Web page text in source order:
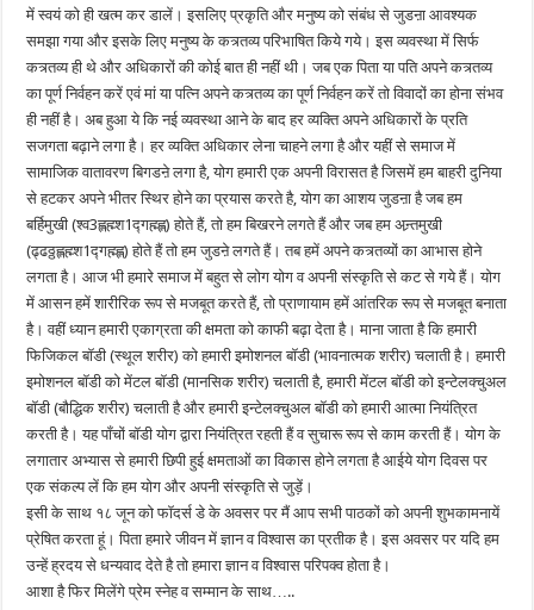
में स्वयं को ही खत्म कर डालें। इसलिए प्रकृति और मनुष्य को संबंध से जुडऩा आवश्यक
समझा गया और इसके लिए मनुष्य के कत्र्तव्य परिभाषित किये गये। इस व्यवस्था में सिर्फ
कत्र्तव्य ही थे और अधिकारों की कोई बात ही नहीं थी। जब एक पिता या पति अपने कत्र्तव्य
का पूर्ण निर्वहन करें एवं मां या पत्नि अपने कत्र्तव्य का पूर्ण निर्वहन करें तो विवादों का होना संभव
ही नहीं है। अब हुआ ये कि नई व्यवस्था आने के बाद हर व्यक्ति अपने अधिकारों के प्रति
सजगता बढ़ाने लगा है। हर व्यक्ति अधिकार लेना चाहने लगा है और यहीं से समाज में
सामाजिक वातावरण बिगडऩे लगा है, योग हमारी एक अपनी विरासत है जिसमें हम बाहरी दुनिया
से हटकर अपने भीतर स्थिर होने का प्रयास करते है, योग का आशय जुडऩा है जब हम
बर्हिमुखी (श्व3ह्लह्म्श1द्गह्म्ह्ल) होते हैं, तो हम बिखरने लगते हैं और जब हम अन्र्तमुखी
(ढ्ढठ्ठह्लह्म्श1द्गह्म्ह्ल) होते हैं तो हम जुडऩे लगते हैं। तब हमें अपने कत्र्तव्यों का आभास होने
लगता है। आज भी हमारे समाज में बहुत से लोग योग व अपनी संस्कृति से कट से गये हैं। योग
में आसन हमें शारीरिक रूप से मजबूत करते हैं, तो प्राणायाम हमें आंतरिक रूप से मजबूत बनाता
है। वहीं ध्यान हमारी एकाग्रता की क्षमता को काफी बढ़ा देता है। माना जाता है कि हमारी
फिजिकल बॉडी (स्थूल शरीर) को हमारी इमोशनल बॉडी (भावनात्मक शरीर) चलाती है। हमारी
इमोशनल बॉडी को मेंटल बॉडी (मानसिक शरीर) चलाती है, हमारी मेंटल बॉडी को इन्टेलक्चुअल
बॉडी (बौद्धिक शरीर) चलाती है और हमारी इन्टेलक्चुअल बॉडी को हमारी आत्मा नियंत्रित
करती है। यह पॉंचों बॉडी योग द्वारा नियंत्रित रहती हैं व सुचारू रूप से काम करती हैं। योग के
लगातार अभ्यास से हमारी छिपी हुई क्षमताओं का विकास होने लगता है आईये योग दिवस पर
एक संकल्प लें कि हम योग और अपनी संस्कृति से जुड़ें।
इसी के साथ १८ जून को फॉदर्स डे के अवसर पर मैं आप सभी पाठकों को अपनी शुभकामनायें
प्रेषित करता हूं। पिता हमारे जीवन में ज्ञान व विश्वास का प्रतीक है। इस अवसर पर यदि हम
उन्हें ह्रदय से धन्यवाद देते है तो हमारा ज्ञान व विश्वास परिपक्व होता है।
आशा है फिर मिलेंगे प्रेम स्नेह व सम्मान के साथ…..